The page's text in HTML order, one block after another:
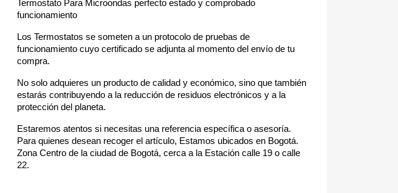
Termostato Para Microondas perfecto estado y comprobado
funcionamiento
Los Termostatos se someten a un protocolo de pruebas de
funcionamiento cuyo certificado se adjunta al momento del envío de tu
compra.
No solo adquieres un producto de calidad y económico, sino que también
estarás contribuyendo a la reducción de residuos electrónicos y a la
protección del planeta.
Estaremos atentos si necesitas una referencia específica o asesoría.
Para quienes desean recoger el artículo, Estamos ubicados en Bogotá.
Zona Centro de la ciudad de Bogotá, cerca a la Estación calle 19 o calle
22.